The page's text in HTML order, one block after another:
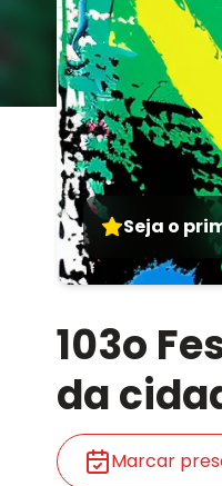
Seja o
103o
da
Marcar